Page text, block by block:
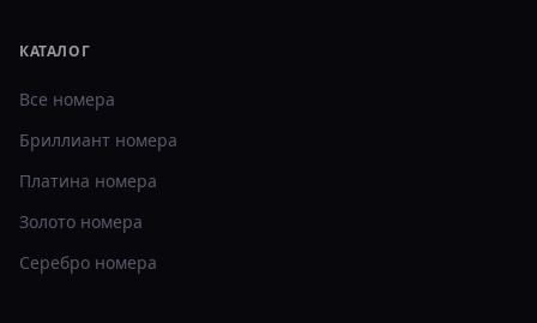
КАТАЛОГ
Все номера
Бриллиант номера
Платина номера
Золото номера
Серебро номера